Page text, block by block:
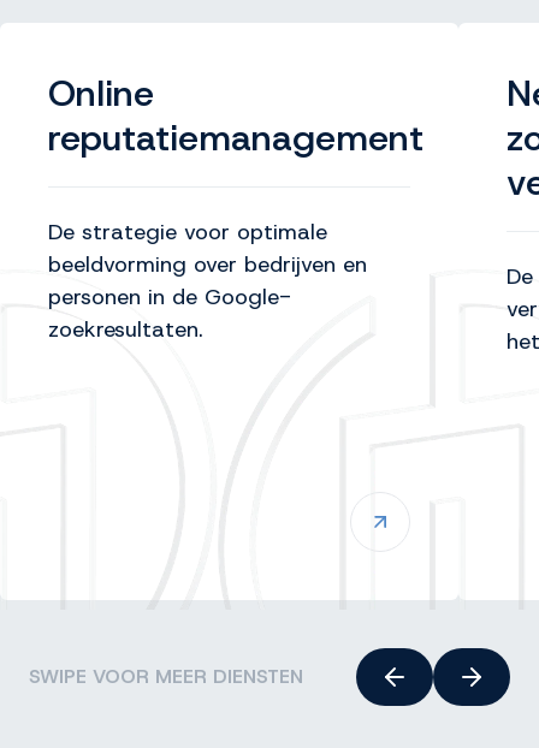
Online
reputatiemanagement
De strategie voor optimale
beeldvorming over bedrijven en
personen in de Google-
zoekresultaten.
SWIPE VOOR MEER DIENSTEN